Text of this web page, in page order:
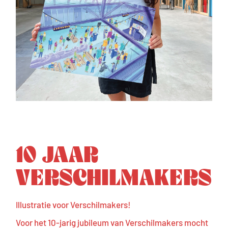
10 JAAR
VERSCHILMAKERS
Illustratie voor Verschilmakers!
Voor het 10-jarig jubileum van Verschilmakers mocht